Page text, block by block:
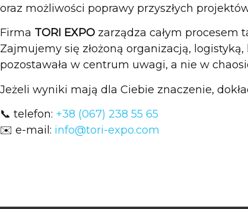
oraz możliwości poprawy przyszłych
Firma TORI EXPO zarządza całym procesem
Zajmujemy się złożoną organizacją,
pozostawała w centrum uwagi, a nie w
Jeżeli wyniki mają dla Ciebie znaczenie,
📞 telefon: +38 (067) 238 55 65
✉️ e-mail: info@tori-expo.com